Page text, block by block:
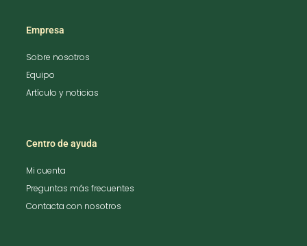
Empresa
Sobre nosotros
Equipo
Artículo y noticias
Centro de ayuda
Mi cuenta
Preguntas más frecuentes
Contacta con nosotros